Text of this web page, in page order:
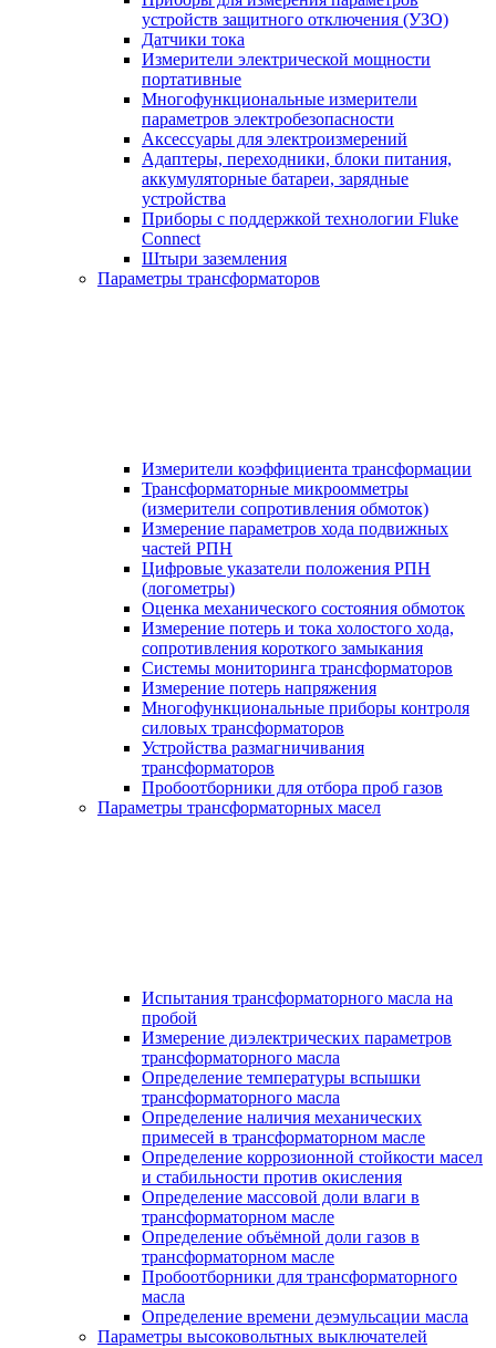
устройств защитного отключения (УЗО)
Датчики тока
Измерители электрической мощности
портативные
Многофункциональные измерители
параметров электробезопасности
Аксессуары для электроизмерений
Адаптеры, переходники, блоки питания,
аккумуляторные батареи, зарядные
устройства
Приборы с поддержкой технологии Fluke
Connect
Штыри заземления
Параметры трансформаторов
Измерители коэффициента трансформации
Трансформаторные микроомметры
(измерители сопротивления обмоток)
Измерение параметров хода подвижных
частей РПН
Цифровые указатели положения РПН
(логометры)
Оценка механического состояния обмоток
Измерение потерь и тока холостого хода,
сопротивления короткого замыкания
Системы мониторинга трансформаторов
Измерение потерь напряжения
Многофункциональные приборы контроля
силовых трансформаторов
Устройства размагничивания
трансформаторов
Пробоотборники для отбора проб газов
Параметры трансформаторных масел
Испытания трансформаторного масла на
пробой
Измерение диэлектрических параметров
трансформаторного масла
Определение температуры вспышки
трансформаторного масла
Определение наличия механических
примесей в трансформаторном масле
Определение коррозионной стойкости масел
и стабильности против окисления
Определение массовой доли влаги в
трансформаторном масле
Определение объёмной доли газов в
трансформаторном масле
Пробоотборники для трансформаторного
масла
Определение времени деэмульсации масла
Параметры высоковольтных выключателей